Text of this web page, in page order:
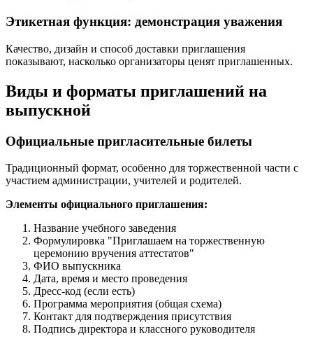
Этикетная функция: демонстрация уважения
Качество, дизайн и способ доставки приглашения
показывают, насколько организаторы ценят приглашенных.
Виды и форматы приглашений на
выпускной
Официальные пригласительные билеты
Традиционный формат, особенно для торжественной части с
участием администрации, учителей и родителей.
Элементы официального приглашения:
Название учебного заведения
Формулировка "Приглашаем на торжественную
церемонию вручения аттестатов"
ФИО выпускника
Дата, время и место проведения
Дресс-код (если есть)
Программа мероприятия (общая схема)
Контакт для подтверждения присутствия
Подпись директора и классного руководителя